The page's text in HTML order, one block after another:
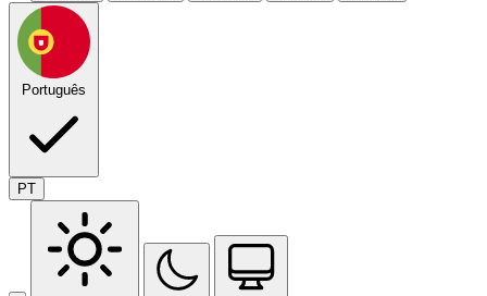
Português
PT